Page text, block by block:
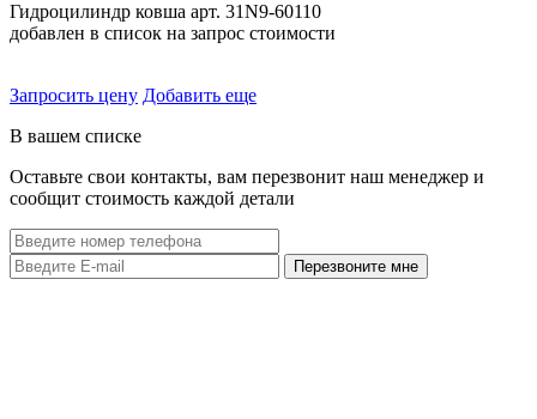
Гидроцилиндр ковша арт. 31N9-60110
добавлен в список на запрос стоимости
Запросить цену Добавить еще
В вашем списке
Оставьте свои контакты, вам перезвонит наш менеджер и
сообщит стоимость каждой детали
Перезвоните мне